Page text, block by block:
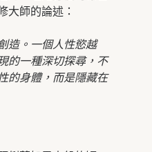
大師的論述：
造。一個人性慾越
的一種深切探尋，不
的身體，而是隱藏在